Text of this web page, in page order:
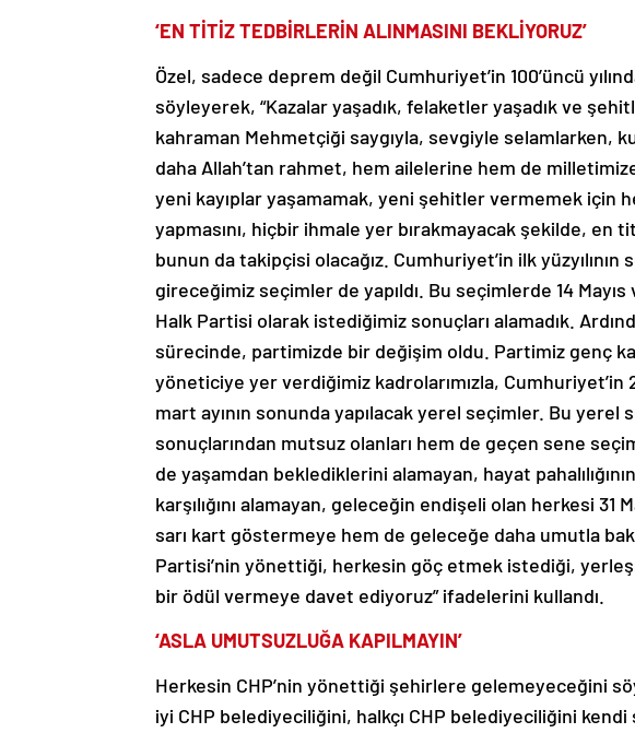
‘EN TİTİZ TEDBİRLERİN ALINMASINI BEKLİYORUZ’
Özel, sadece deprem değil Cumhuriyet’in 100’üncü
söyleyerek, “Kazalar yaşadık, felaketler yaşadık ve
kahraman Mehmetçiği saygıyla, sevgiyle selamlarken,
daha Allah’tan rahmet, hem ailelerine hem de
yeni kayıplar yaşamamak, yeni şehitler vermemek için
yapmasını, hiçbir ihmale yer bırakmayacak şekilde, en
bunun da takipçisi olacağız. Cumhuriyet’in ilk yüzyılının
gireceğimiz seçimler de yapıldı. Bu seçimlerde 14
Halk Partisi olarak istediğimiz sonuçları alamadık.
sürecinde, partimizde bir değişim oldu. Partimiz genç
yöneticiye yer verdiğimiz kadrolarımızla, Cumhuriyet’in
mart ayının sonunda yapılacak yerel seçimler. Bu
sonuçlarından mutsuz olanları hem de geçen sene
de yaşamdan beklediklerini alamayan, hayat
karşılığını alamayan, geleceğin endişeli olan herkesi
sarı kart göstermeye hem de geleceğe daha umutla
Partisi’nin yönettiği, herkesin göç etmek istediği,
bir ödül vermeye davet ediyoruz” ifadelerini kullandı.
‘ASLA UMUTSUZLUĞA KAPILMAYIN’
Herkesin CHP’nin yönettiği şehirlere gelemeyeceğini
iyi CHP belediyeciliğini, halkçı CHP belediyeciliğini